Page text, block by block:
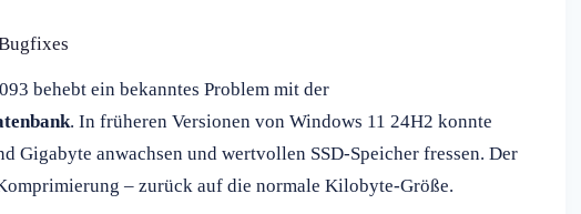
behebt ein bekanntes Problem mit der
. In früheren Versionen von Windows 11 24H2 konnte
Gigabyte anwachsen und wertvollen SSD-Speicher fressen. Der
– zurück auf die normale Kilobyte-Größe.